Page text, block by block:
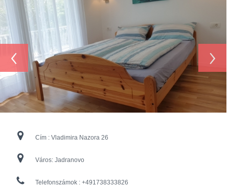
‹ ›
Cím : Vladimira Nazora 26
Város: Jadranovo
Telefonszámok : +491738333826